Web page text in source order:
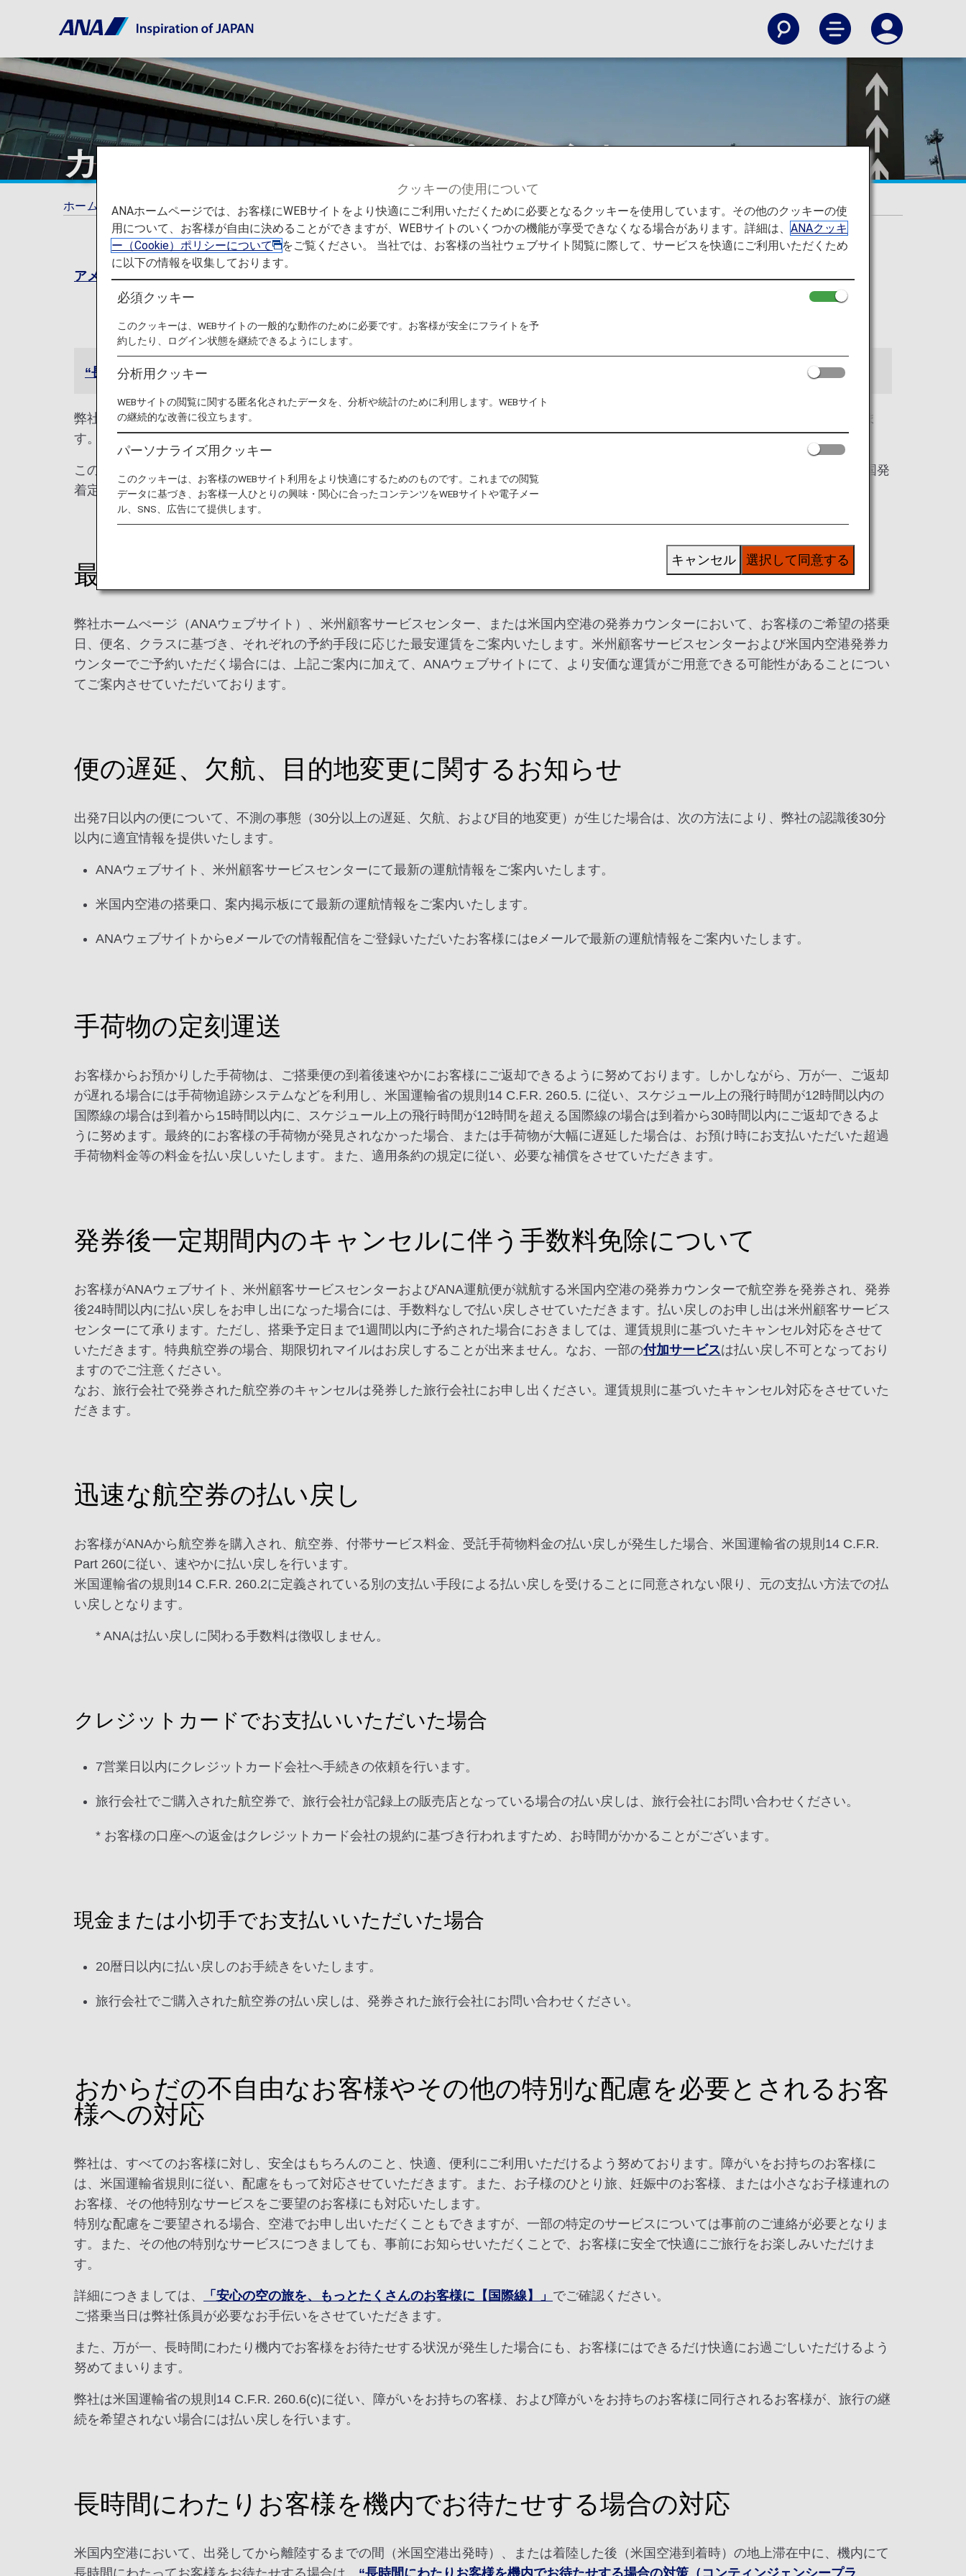
カスタマーサービスプランのご案内
ホーム 旅の計画とご予約 カスタマーサービスプランのご案内
アメリカにおける発券後24時間以内解約時の手数料免除について
“長時間にわたりお客様を機内でお待たせする場合の対策（コンティンジェンシープラン）”については詳細をご覧ください。
弊社ではお客様お一人おひとりを大切にし、お客様に安心で快適な空の旅をご提供できますよう、日々サービスの向上に取り組んでおりま
す。お客様へのお約束として、カスタマーサービスプランにて実施項目をご案内いたします。
このカスタマーサービスプランは、全日本空輸株式会社（ANA）が米国運輸省の規則に従って作成したものであり、米国内において、米国発
着定期便に関連して提供されるサービスに適用されます。
最安運賃のご案内
弊社ホームぺージ（ANAウェブサイト）、米州顧客サービスセンター、または米国内空港の発券カウンターにおいて、お客様のご希望の搭乗
日、便名、クラスに基づき、それぞれの予約手段に応じた最安運賃をご案内いたします。米州顧客サービスセンターおよび米国内空港発券カ
ウンターでご予約いただく場合には、上記ご案内に加えて、ANAウェブサイトにて、より安価な運賃がご用意できる可能性があることについ
てご案内させていただいております。
便の遅延、欠航、目的地変更に関するお知らせ
出発7日以内の便について、不測の事態（30分以上の遅延、欠航、および目的地変更）が生じた場合は、次の方法により、弊社の認識後30分
以内に適宜情報を提供いたします。
ANAウェブサイト、米州顧客サービスセンターにて最新の運航情報をご案内いたします。
米国内空港の搭乗口、案内掲示板にて最新の運航情報をご案内いたします。
ANAウェブサイトからeメールでの情報配信をご登録いただいたお客様にはeメールで最新の運航情報をご案内いたします。
手荷物の定刻運送
お客様からお預かりした手荷物は、ご搭乗便の到着後速やかにお客様にご返却できるように努めております。しかしながら、万が一、ご返却
が遅れる場合には手荷物追跡システムなどを利用し、米国運輸省の規則14 C.F.R. 260.5. に従い、スケジュール上の飛行時間が12時間以内の
国際線の場合は到着から15時間以内に、スケジュール上の飛行時間が12時間を超える国際線の場合は到着から30時間以内にご返却できるよ
うに努めます。最終的にお客様の手荷物が発見されなかった場合、または手荷物が大幅に遅延した場合は、お預け時にお支払いただいた超過
手荷物料金等の料金を払い戻しいたします。また、適用条約の規定に従い、必要な補償をさせていただきます。
発券後一定期間内のキャンセルに伴う手数料免除について
お客様がANAウェブサイト、米州顧客サービスセンターおよびANA運航便が就航する米国内空港の発券カウンターで航空券を発券され、発券
後24時間以内に払い戻しをお申し出になった場合には、手数料なしで払い戻しさせていただきます。払い戻しのお申し出は米州顧客サービス
センターにて承ります。ただし、搭乗予定日まで1週間以内に予約された場合におきましては、運賃規則に基づいたキャンセル対応をさせて
いただきます。特典航空券の場合、期限切れマイルはお戻しすることが出来ません。なお、一部の付加サービスは払い戻し不可となっており
ますのでご注意ください。
なお、旅行会社で発券された航空券のキャンセルは発券した旅行会社にお申し出ください。運賃規則に基づいたキャンセル対応をさせていた
だきます。
迅速な航空券の払い戻し
お客様がANAから航空券を購入され、航空券、付帯サービス料金、受託手荷物料金の払い戻しが発生した場合、米国運輸省の規則14 C.F.R.
Part 260に従い、速やかに払い戻しを行います。
米国運輸省の規則14 C.F.R. 260.2に定義されている別の支払い手段による払い戻しを受けることに同意されない限り、元の支払い方法での払
い戻しとなります。
* ANAは払い戻しに関わる手数料は徴収しません。
クレジットカードでお支払いいただいた場合
7営業日以内にクレジットカード会社へ手続きの依頼を行います。
旅行会社でご購入された航空券で、旅行会社が記録上の販売店となっている場合の払い戻しは、旅行会社にお問い合わせください。
* お客様の口座への返金はクレジットカード会社の規約に基づき行われますため、お時間がかかることがございます。
現金または小切手でお支払いいただいた場合
20暦日以内に払い戻しのお手続きをいたします。
旅行会社でご購入された航空券の払い戻しは、発券された旅行会社にお問い合わせください。
おからだの不自由なお客様やその他の特別な配慮を必要とされるお客
様への対応
弊社は、すべてのお客様に対し、安全はもちろんのこと、快適、便利にご利用いただけるよう努めております。障がいをお持ちのお客様に
は、米国運輸省規則に従い、配慮をもって対応させていただきます。また、お子様のひとり旅、妊娠中のお客様、または小さなお子様連れの
お客様、その他特別なサービスをご要望のお客様にも対応いたします。
特別な配慮をご要望される場合、空港でお申し出いただくこともできますが、一部の特定のサービスについては事前のご連絡が必要となりま
す。また、その他の特別なサービスにつきましても、事前にお知らせいただくことで、お客様に安全で快適にご旅行をお楽しみいただけま
す。
詳細につきましては、 「安心の空の旅を、もっとたくさんのお客様に【国際線】」 でご確認ください。
ご搭乗当日は弊社係員が必要なお手伝いをさせていただきます。
また、万が一、長時間にわたり機内でお客様をお待たせする状況が発生した場合にも、お客様にはできるだけ快適にお過ごしいただけるよう
努めてまいります。
弊社は米国運輸省の規則14 C.F.R. 260.6(c)に従い、障がいをお持ちの客様、および障がいをお持ちのお客様に同行されるお客様が、旅行の継
続を希望されない場合には払い戻しを行います。
長時間にわたりお客様を機内でお待たせする場合の対応
米国内空港において、出発してから離陸するまでの間（米国空港出発時）、または着陸した後（米国空港到着時）の地上滞在中に、機内にて
長時間にわたってお客様をお待たせする場合は、 “長時間にわたりお客様を機内でお待たせする場合の対策（コンティンジェンシープラ
クッキーの使用について
ANAホームページでは、お客様にWEBサイトをより快適にご利用いただくために必要となるクッキーを使用しています。その他のクッキーの使
用について、お客様が自由に決めることができますが、WEBサイトのいくつかの機能が享受できなくなる場合があります。詳細は、ANAクッキ
ー（Cookie）ポリシーについて
をご覧ください。 当社では、お客様の当社ウェブサイト閲覧に際して、サービスを快適にご利用いただくため
に以下の情報を収集しております。
必須クッキー
このクッキーは、WEBサイトの一般的な動作のために必要です。お客様が安全にフライトを予
約したり、ログイン状態を継続できるようにします。
分析用クッキー
WEBサイトの閲覧に関する匿名化されたデータを、分析や統計のために利用します。WEBサイト
の継続的な改善に役立ちます。
パーソナライズ用クッキー
このクッキーは、お客様のWEBサイト利用をより快適にするためのものです。これまでの閲覧
データに基づき、お客様一人ひとりの興味・関心に合ったコンテンツをWEBサイトや電子メー
ル、SNS、広告にて提供します。
選択して同意する
キャンセル